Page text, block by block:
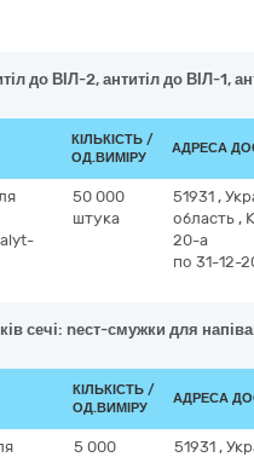
до ВІЛ-2, антитіл до ВІЛ-1,
КІЛЬКІСТЬ /
ОД.ВИМІРУ
АДРЕСА
50 000
штука
51931 ,
область ,
20-а
по 31-12-
сечі: nест-смужки для
КІЛЬКІСТЬ /
ОД.ВИМІРУ
АДРЕСА
5 000
51931 ,